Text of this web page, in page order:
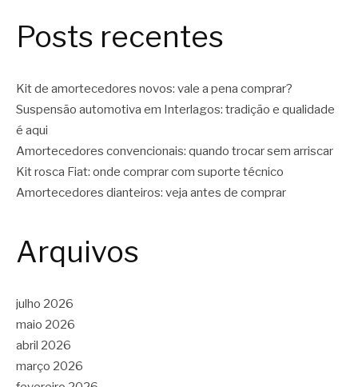
Posts recentes
Kit de amortecedores novos: vale a pena comprar?
Suspensão automotiva em Interlagos: tradição e qualidade
é aqui
Amortecedores convencionais: quando trocar sem arriscar
Kit rosca Fiat: onde comprar com suporte técnico
Amortecedores dianteiros: veja antes de comprar
Arquivos
julho 2026
maio 2026
abril 2026
março 2026